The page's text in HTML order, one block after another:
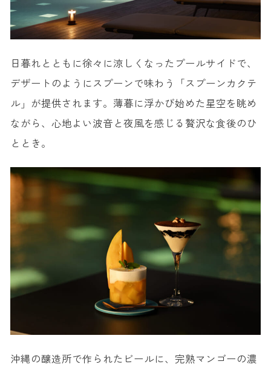
日暮れとともに徐々に涼しくなったプールサイドで、
デザートのようにスプーンで味わう「スプーンカクテ
ル」が提供されます。薄暮に浮かび始めた星空を眺め
ながら、心地よい波音と夜風を感じる贅沢な食後のひ
ととき。
沖縄の醸造所で作られたビールに、完熟マンゴーの濃